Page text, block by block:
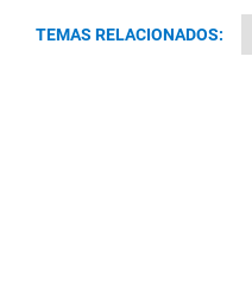
TEMAS RELACIONADOS: